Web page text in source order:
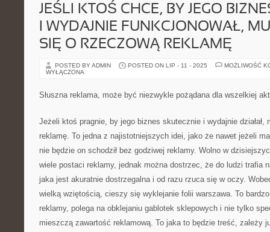
JEŚLI KTOŚ CHCE, BY JEGO
I WYDAJNIE FUNKCJONOWAŁ,
SIĘ O RZECZOWĄ REKLAMĘ
POSTED BY ADMIN POSTED ON LIP - 11 - 2025
MOŻLIWOŚĆ
WYŁĄCZONA
Słuszna reklama, może być niezwykle pożądana dla wszelkiej
Jeżeli ktoś pragnie, by jego biznes skutecznie i wydajnie działał,
reklamę. To jedna z najistotniejszych idei, jako że nawet jeżeli
nie będzie on schodził bez godziwej reklamy. Wolno w
wiele postaci reklamy, jednak można dostrzec, że do ludzi trafia
jaka jest akuratnie dostrzegalna i od razu rzuca się w oczy.
wielką wziętością, cieszy się wyklejanie folii warszawa. To
reklamy, polega na obklejaniu gablotek sklepowych i nie tylko
mieszczą zawartość reklamową. To jaka to będzie treść, zależy